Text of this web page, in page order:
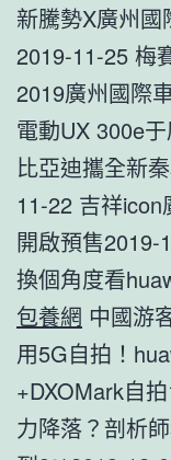
新騰勢X廣州
2019-11-25 梅
2019廣州國際
電動UX 300e
比亞迪攜全新
11-22 吉祥icon
開啟預售2019-
換個角度看
包養網 中國游
用5G自拍！
+DXOMark自
力降落？剖析